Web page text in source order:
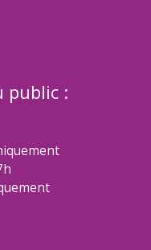
public :